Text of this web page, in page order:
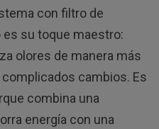
con filtro de
es su toque maestro:
olores de manera más
cambios. Es
combina una
energía con una